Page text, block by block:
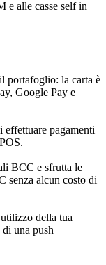
e alle casse self in
portafoglio: la carta è
Google Pay e
pagamenti
BCC e sfrutta le
senza alcun costo di
della tua
una push